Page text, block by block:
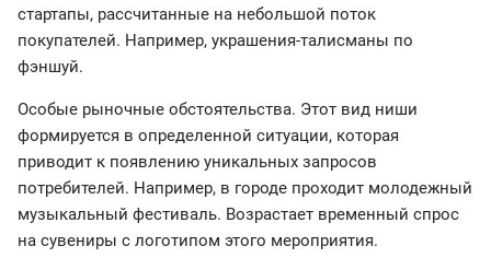
стартапы, рассчитанные на небольшой поток
покупателей. Например, украшения-талисманы по
фэншуй.
Особые рыночные обстоятельства. Этот вид ниши
формируется в определенной ситуации, которая
приводит к появлению уникальных запросов
потребителей. Например, в городе проходит молодежный
музыкальный фестиваль. Возрастает временный спрос
на сувениры с логотипом этого мероприятия.